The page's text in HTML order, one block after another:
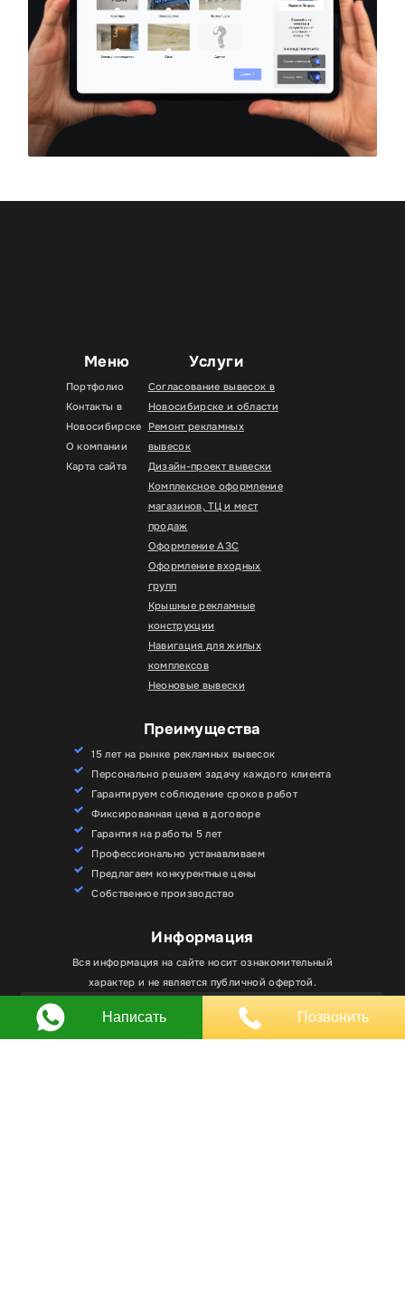
Меню
Портфолио
Контакты в
Новосибирске
О компании
Карта сайта
Услуги
Согласование вывесок в
Новосибирске и области
Ремонт рекламных
вывесок
Дизайн-проект вывески
Комплексное оформление
магазинов, ТЦ и мест
продаж
Оформление АЗС
Оформление входных
групп
Крышные рекламные
конструкции
Навигация для жилых
комплексов
Неоновые вывески
Преимущества
15 лет на рынке рекламных вывесок
Персонально решаем задачу каждого клиента
Гарантируем соблюдение сроков работ
Фиксированная цена в договоре
Гарантия на работы 5 лет
Профессионально устанавливаем
Предлагаем конкурентные цены
Собственное производство
Информация
Вся информация на сайте носит ознакомительный
характер и не является публичной офертой.
Любое использование материалов, элементов
дизайна и оформления, в том числе копирование
файлы cookie. Вы всегда можете отключить файлы
cookie в настройках браузера.
Хорошо
Написать Позвонить